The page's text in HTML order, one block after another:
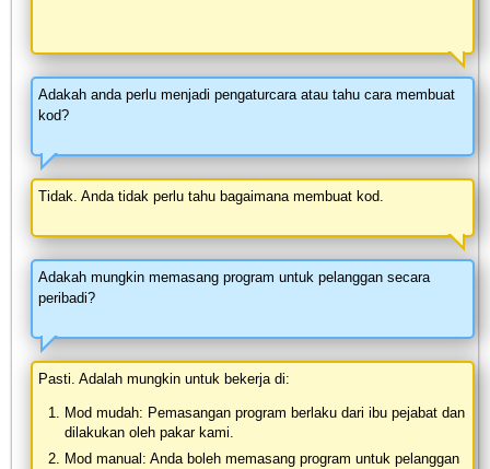
Adakah anda perlu menjadi pengaturcara atau tahu cara membuat
kod?
Tidak. Anda tidak perlu tahu bagaimana membuat kod.
Adakah mungkin memasang program untuk pelanggan secara
peribadi?
Pasti. Adalah mungkin untuk bekerja di:
Mod mudah: Pemasangan program berlaku dari ibu pejabat dan
dilakukan oleh pakar kami.
Mod manual: Anda boleh memasang program untuk pelanggan